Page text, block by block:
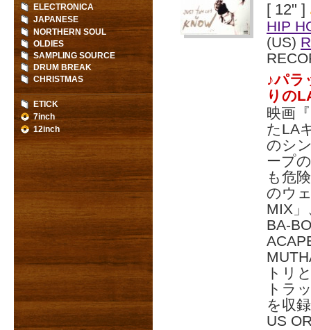
[ 12" ]
HIP
(US)
♪パラ
りの
映画
たLA
のシ
ープ
も危
のウ
MIX
BA-
トリ
トラ
を収
US
ELECTRONICA
JAPANESE
NORTHERN SOUL
OLDIES
SAMPLING SOURCE
DRUM BREAK
CHRISTMAS
ETICK
7inch
12inch